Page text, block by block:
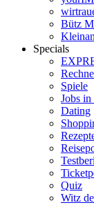
Bütz
Specials
Spiele
Jobs
Dating
Quiz
Witz